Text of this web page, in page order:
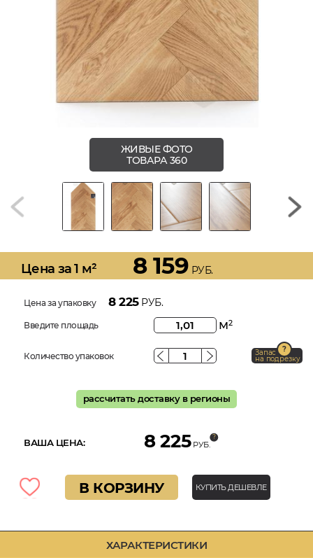
ХАРАКТЕРИСТИКИ
ЖИВЫЕ ФОТО
ТОВАРА 360
Цена за 1 м² 8 159 РУБ.
Цена за упаковку 8 225РУБ.
Введите площадь м2
Количество упаковок Запас
на подрезку
рассчитать доставку в регионы
ВАША ЦЕНА: 8 225 РУБ.
В КОРЗИНУ КУПИТЬ ДЕШЕВЛЕ